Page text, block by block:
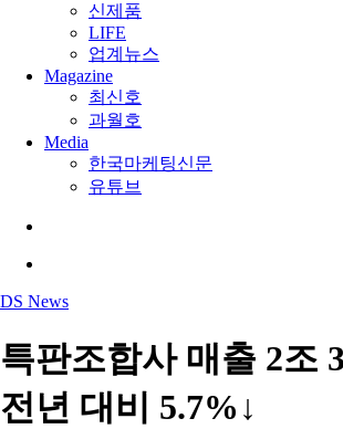
신제품
LIFE
업계뉴스
Magazine
최신호
과월호
Media
한국마케팅신문
유튜브
DS News
특판조합사 매출 2조
전년 대비 5.7%↓